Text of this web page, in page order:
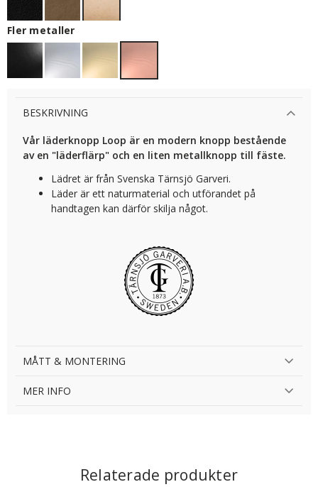
Fler metaller
BESKRIVNING
Vår läderknopp Loop är en modern knopp bestående
av en "läderflärp" och en liten metallknopp till fäste.
Lädret är från Svenska Tärnsjö Garveri.
Läder är ett naturmaterial och utförandet på
handtagen kan därför skilja något.
MÅTT & MONTERING
MER INFO
Relaterade produkter